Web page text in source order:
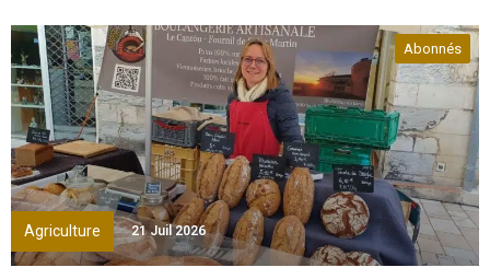
Agriculture
Abonnés
21 Juil 2026